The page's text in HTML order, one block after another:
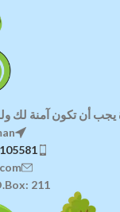
أن تكون آمنة لك
211